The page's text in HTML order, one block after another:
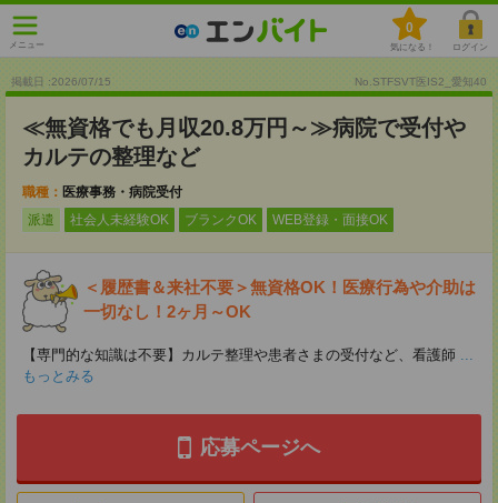
メニュー
0
気になる！ ログイン
掲載日 :2026/07/15 No.STFSVT医IS2_愛知40
≪無資格でも月収20.8万円～≫病院で受付や
カルテの整理など
職種： 医療事務・病院受付
派遣
社会人未経験OK ブランクOK WEB登録・面接OK
＜履歴書＆来社不要＞無資格OK！医療行為や介助は
一切なし！2ヶ月～OK
【専門的な知識は不要】カルテ整理や患者さまの受付など、看護師 ...
もっとみる
応募ページへ